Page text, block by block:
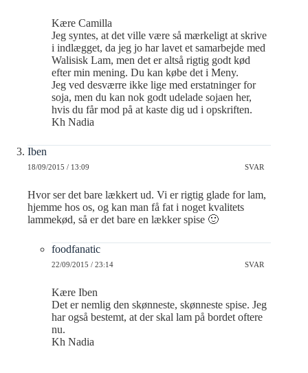
Kære Camilla
Jeg syntes, at det ville være så mærkeligt at skrive
i indlægget, da jeg jo har lavet et samarbejde med
Walisisk Lam, men det er altså rigtig godt kød
efter min mening. Du kan købe det i Meny.
Jeg ved desværre ikke lige med erstatninger for
soja, men du kan nok godt udelade sojaen her,
hvis du får mod på at kaste dig ud i opskriften.
Kh Nadia
Iben
18/09/2015 / 13:09 SVAR
Hvor ser det bare lækkert ud. Vi er rigtig glade for lam,
hjemme hos os, og kan man få fat i noget kvalitets
lammekød, så er det bare en lækker spise 🙂
foodfanatic
22/09/2015 / 23:14 SVAR
Kære Iben
Det er nemlig den skønneste, skønneste spise. Jeg
har også bestemt, at der skal lam på bordet oftere
nu.
Kh Nadia